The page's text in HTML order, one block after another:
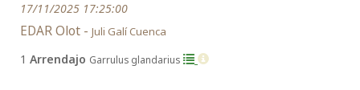
17/11/2025 17:25:00
EDAR Olot - Juli Galí Cuenca
1 Arrendajo Garrulus glandarius